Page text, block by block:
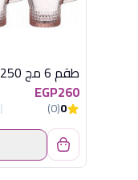
EGP260
0
(0)